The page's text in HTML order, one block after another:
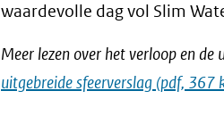
waardevolle dag vol Slim
Meer lezen over het verloop en
uitgebreide sfeerverslag (pdf, 367